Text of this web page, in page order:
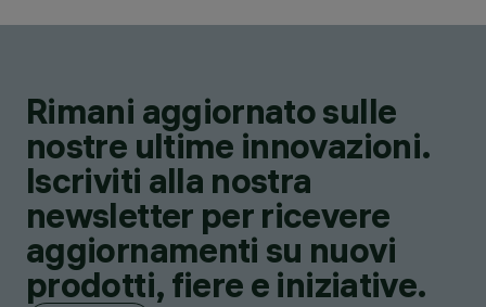
Rimani aggiornato sulle
nostre ultime innovazioni.
Iscriviti alla nostra
newsletter per ricevere
aggiornamenti su nuovi
prodotti, fiere e iniziative.